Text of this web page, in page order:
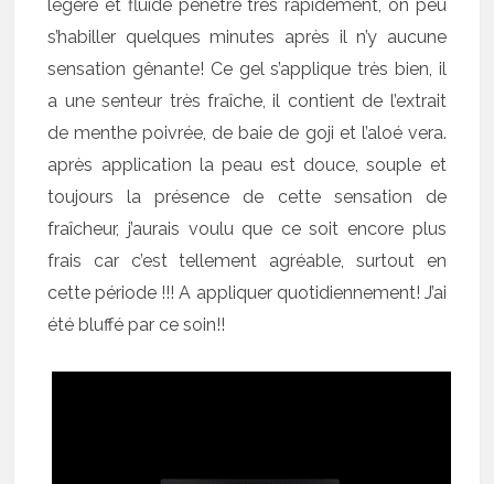
légère et fluide pénètre très rapidement, on peu
s’habiller quelques minutes après il n’y aucune
sensation gênante! Ce gel s’applique très bien, il
a une senteur très fraîche, il contient de l’extrait
de menthe poivrée, de baie de goji et l’aloé vera.
après application la peau est douce, souple et
toujours la présence de cette sensation de
fraîcheur, j’aurais voulu que ce soit encore plus
frais car c’est tellement agréable, surtout en
cette période !!! A appliquer quotidiennement! J’ai
été bluffé par ce soin!!